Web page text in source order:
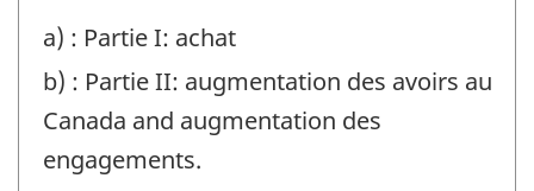
a) : Partie I: achat
b) : Partie II: augmentation des avoirs au
Canada and augmentation des
engagements.